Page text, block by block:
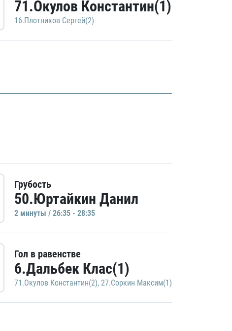
71.Окулов Константин(1)
16.Плотников Сергей(2)
Грубость
50.Юртайкин Данил
2 минуты / 26:35 - 28:35
Гол в равенстве
6.Дальбек Клас(1)
71.Окулов Константин(2), 27.Соркин Максим(1)